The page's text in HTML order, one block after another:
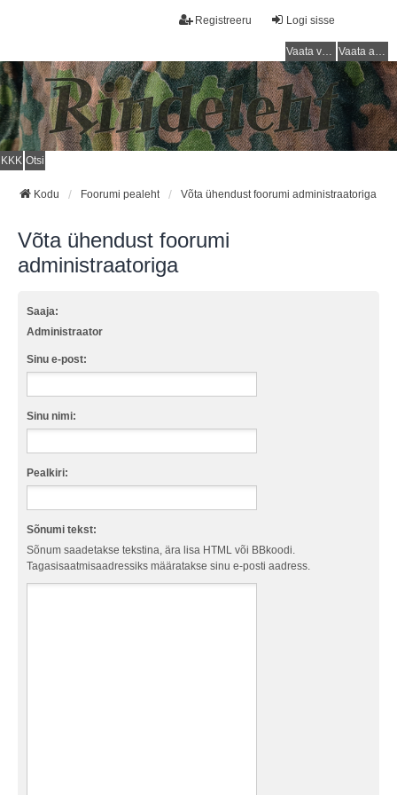
Logi sisse
Registreeru
Vaata vastamata teemasi Vaata aktiivseid teemasid
KKK Otsi
Kodu Foorumi pealeht Võta ühendust foorumi administraatoriga
Võta ühendust foorumi
administraatoriga
Saaja:
Administraator
Sinu e-post:
Sinu nimi:
Pealkiri:
Sõnumi tekst:
Sõnum saadetakse tekstina, ära lisa HTML või BBkoodi.
Tagasisaatmisaadressiks määratakse sinu e-posti aadress.